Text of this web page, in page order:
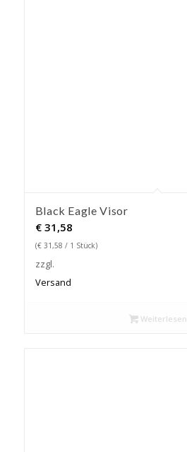
Black Eagle Visor
€31,58
(€31,58 / 1 Stück)
zzgl.
Versand
Weiterlesen